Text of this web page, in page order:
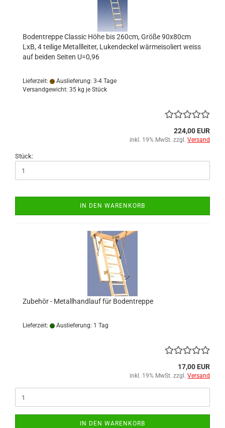
Bodentreppe Classic Höhe bis 260cm, Größe 90x80cm
LxB, 4 teilige Metallleiter, Lukendeckel wärmeisoliert weiss
auf beiden Seiten U=0,96
Lieferzeit:
Auslieferung: 3-4 Tage
Versandgewicht: 35 kg je Stück
224,00 EUR
inkl. 19% MwSt. zzgl. Versand
Stück:
IN DEN WARENKORB
Zubehör - Metallhandlauf für Bodentreppe
Lieferzeit: Auslieferung: 1 Tag
17,00 EUR
inkl. 19% MwSt. zzgl. Versand
IN DEN WARENKORB